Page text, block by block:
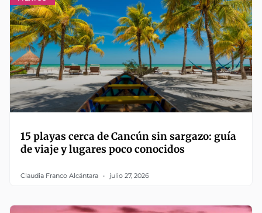
15 playas cerca de Cancún sin sargazo: guía
de viaje y lugares poco conocidos
Claudia Franco Alcántara julio 27, 2026